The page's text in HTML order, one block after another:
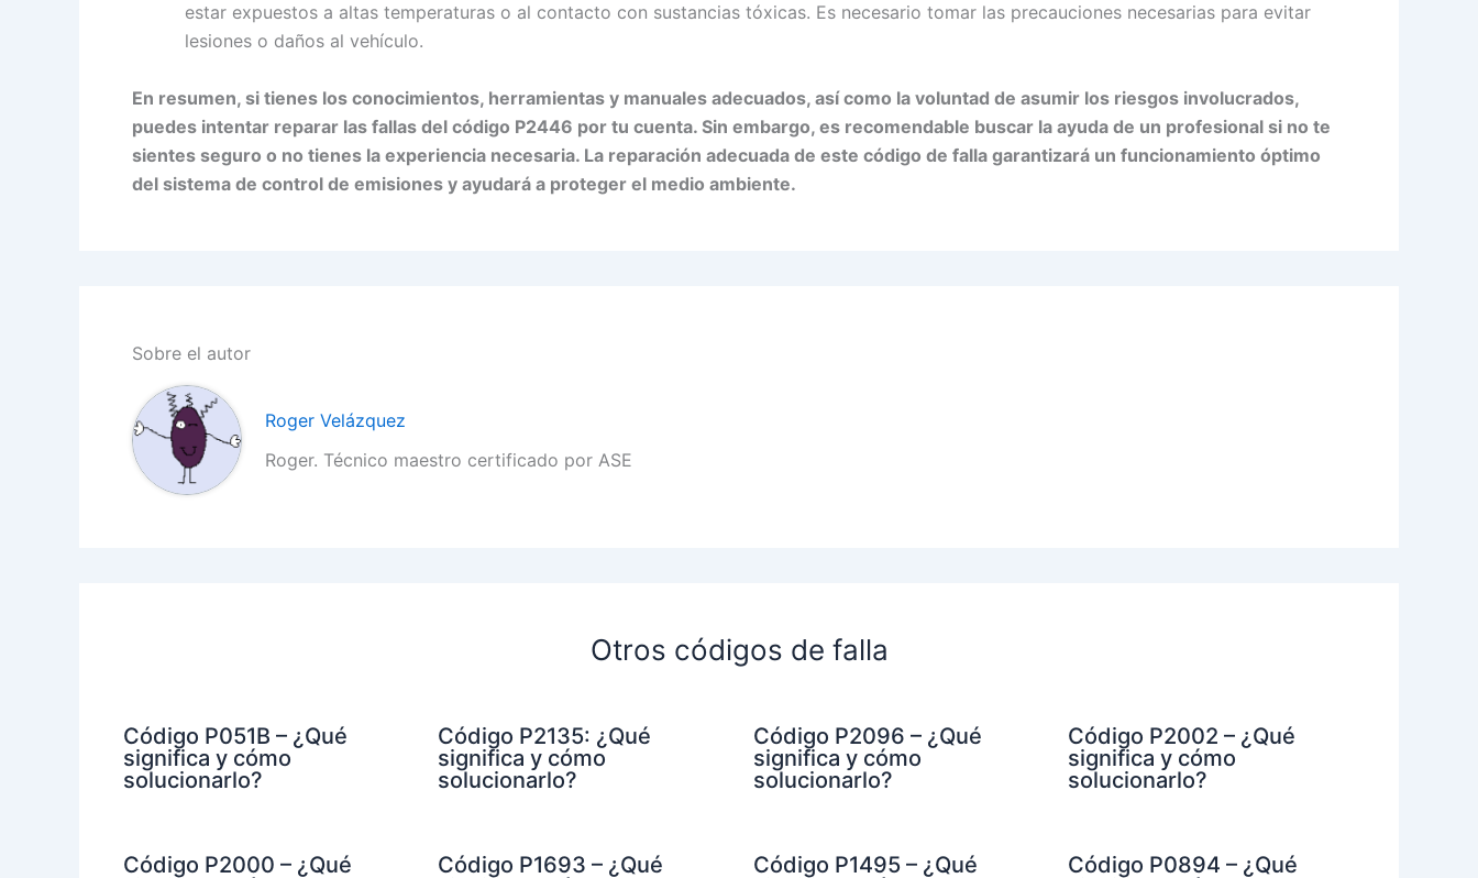
estar expuestos a altas temperaturas o al contacto con sustancias tóxicas. Es necesario tomar las precauciones necesarias para evitar
lesiones o daños al vehículo.
En resumen, si tienes los conocimientos, herramientas y manuales adecuados, así como la voluntad de asumir los riesgos involucrados,
puedes intentar reparar las fallas del código P2446 por tu cuenta. Sin embargo, es recomendable buscar la ayuda de un profesional si no te
sientes seguro o no tienes la experiencia necesaria. La reparación adecuada de este código de falla garantizará un funcionamiento óptimo
del sistema de control de emisiones y ayudará a proteger el medio ambiente.
Sobre el autor
Roger Velázquez
Roger. Técnico maestro certificado por ASE
Otros códigos de falla
Código P051B – ¿Qué
significa y cómo
solucionarlo?
Código P2135: ¿Qué
significa y cómo
solucionarlo?
Código P2096 – ¿Qué
significa y cómo
solucionarlo?
Código P2002 – ¿Qué
significa y cómo
solucionarlo?
Código P2000 – ¿Qué
Código P1693 – ¿Qué
Código P1495 – ¿Qué
Código P0894 – ¿Qué